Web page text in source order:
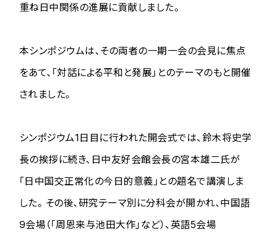
重ね日中関係の進展に貢献しました。
本シンポジウムは、その両者の一期一会の会見に焦点
をあて、「対話による平和と発展」とのテーマのもと開催
されました。
シンポジウム1日目に行われた開会式では、鈴木将史学
長の挨拶に続き、日中友好会館会長の宮本雄二氏が
「日中国交正常化の今日的意義」との題名で講演しま
した。 その後、研究テーマ別に分科会が開かれ、中国語
9会場（「周恩来与池田大作」など）、英語5会場